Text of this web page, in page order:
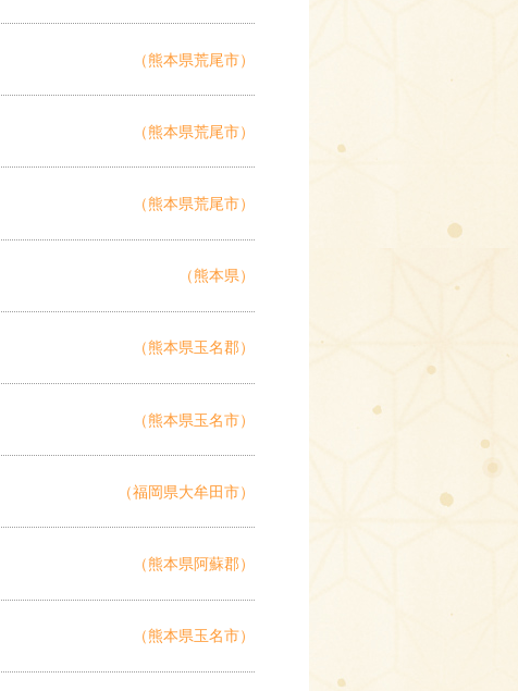
（熊本県荒尾市）
（熊本県荒尾市）
（熊本県荒尾市）
（熊本県）
（熊本県玉名郡）
（熊本県玉名市）
（福岡県大牟田市）
（熊本県阿蘇郡）
（熊本県玉名市）